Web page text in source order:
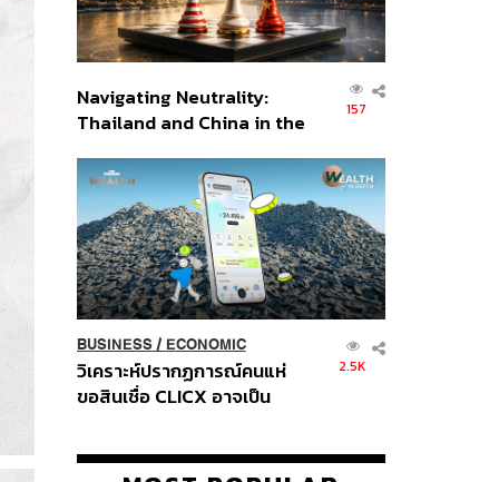
Navigating Neutrality:
Thailand and China in the
Order
157
BUSINESS/ ECONOMIC
วิเคราะห์ปรากฏการณ์คนแห่
ขอสินเชื่อ CLICX อาจเป็น
ปัญหาหนี้ครัวเรือนไทยที่ถูกซุก
2.5K